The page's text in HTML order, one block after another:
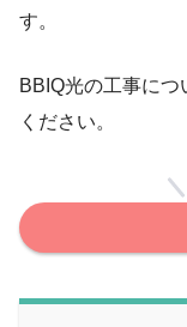
す。
BBIQ光の工事に
ください。